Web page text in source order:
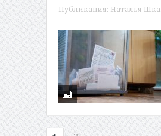
Публикация: Наталья